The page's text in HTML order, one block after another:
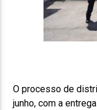
O processo de
junho, com a